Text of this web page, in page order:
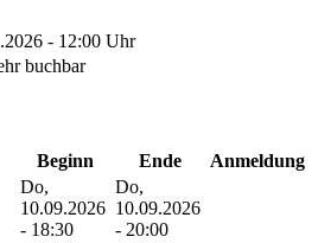
- 12:00 Uhr
buchbar
Beginn Ende
Anmeldung
Do,
10.09.2026
- 18:30
Do,
10.09.2026
- 20:00